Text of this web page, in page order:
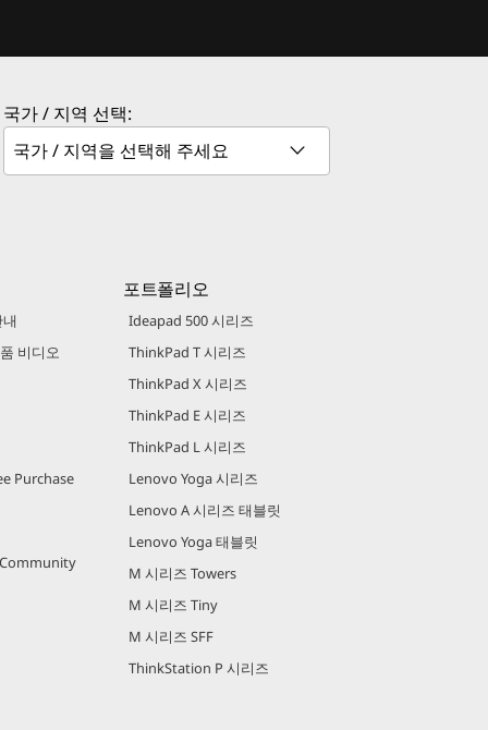
국가 / 지역 선택:
비디오
Purchase
포트폴리오
Ideapad 500 시리즈
ThinkPad T 시리즈
ThinkPad X 시리즈
ThinkPad E 시리즈
ThinkPad L 시리즈
Lenovo Yoga 시리즈
Lenovo A 시리즈 태블릿
Lenovo Yoga 태블릿
M 시리즈 Towers
M 시리즈 Tiny
M 시리즈 SFF
ThinkStation P 시리즈